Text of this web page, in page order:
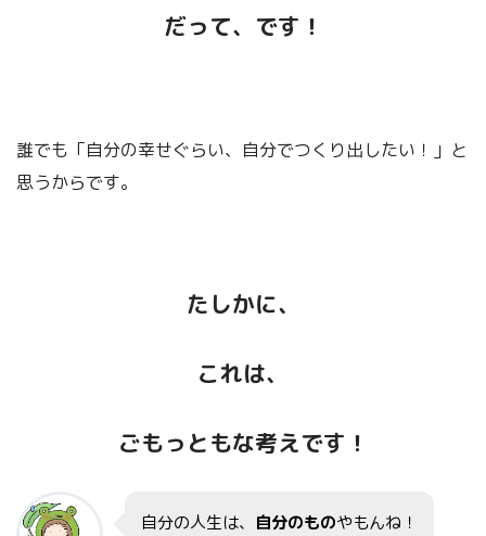
だって、です！
誰でも「自分の幸せぐらい、自分でつくり出したい！」と
思うからです。
たしかに、
これは、
ごもっともな考えです！
自分の人生は、 自分のものやもんね！